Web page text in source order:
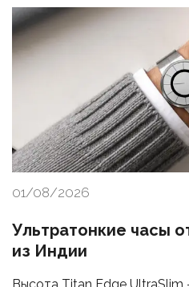
01/08/2026
Ультратонкие часы
из Индии